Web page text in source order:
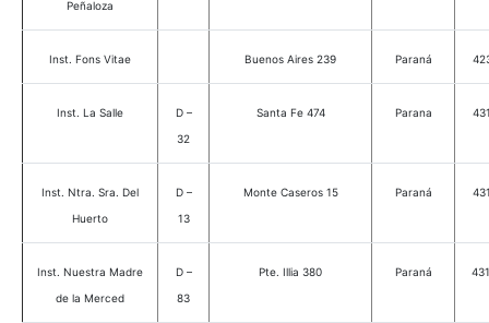
Peñaloza
Inst. Fons Vitae Buenos Aires 239 Paraná
Inst. La Salle
D –
32
Santa Fe 474 Parana
Inst. Ntra. Sra. Del
Huerto
D –
13
Monte Caseros 15 Paraná
Inst. Nuestra Madre
de la Merced
D –
83
Pte. Illia 380 Paraná